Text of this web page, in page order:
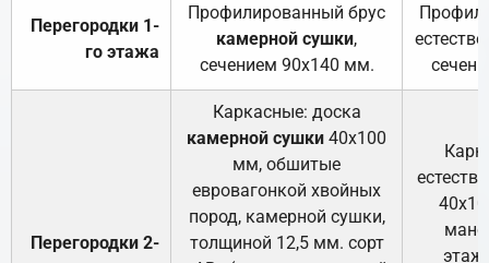
Перегородки 1-
го этажа
Профилированный брус
камерной сушки,
сечением 90х140 мм.
Перегородки 2-
Каркасные: доска
камерной сушки 40х100
мм, обшитые
евровагонкой хвойных
пород, камерной сушки,
толщиной 12,5 мм. сорт